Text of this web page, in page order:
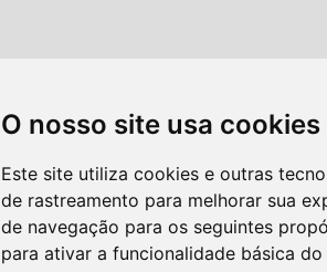
O nosso site usa cookies
Este site utiliza cookies e outras
de rastreamento para melhorar sua
de navegação para os seguintes
para ativar a funcionalidade básica